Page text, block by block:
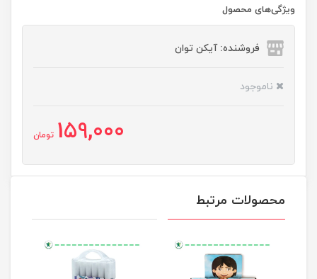
ویژگی‌های محصول
فروشنده: آیکن توان
ناموجود
159,000 تومان
محصولات مرتبط